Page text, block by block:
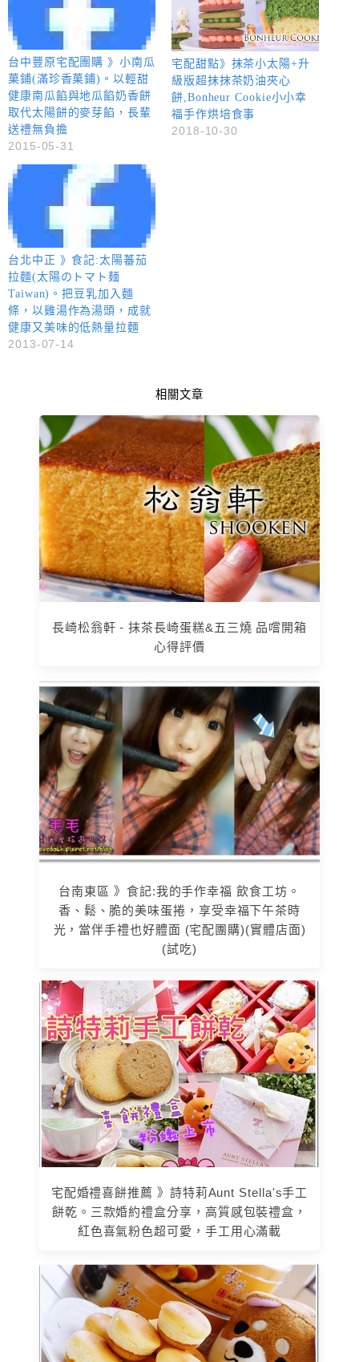
台中豐原宅配團購 》小南瓜
菓鋪(滿珍香菓鋪)。以輕甜
健康南瓜餡與地瓜餡奶香餅
取代太陽餅的麥芽餡，長輩
送禮無負擔
2015-05-31
宅配甜點》抹茶小太陽+升
級版超抹抹茶奶油夾心
餅,Bonheur Cookie小小幸
福手作烘培食事
2018-10-30
台北中正 》食記:太陽蕃茄
拉麵(太陽のトマト麺
Taiwan)。把豆乳加入麵
條，以雞湯作為湯頭，成就
健康又美味的低熱量拉麵
2013-07-14
相關文章
長崎松翁軒 - 抹茶長崎蛋糕&五三燒 品嚐開箱
心得評價
台南東區 》食記:我的手作幸福 飲食工坊。
香、鬆、脆的美味蛋捲，享受幸福下午茶時
光，當伴手禮也好體面 (宅配團購)(實體店面)
(試吃)
宅配婚禮喜餅推薦 》詩特莉Aunt Stella's手工
餅乾。三款婚約禮盒分享，高質感包裝禮盒，
紅色喜氣粉色超可愛，手工用心滿載